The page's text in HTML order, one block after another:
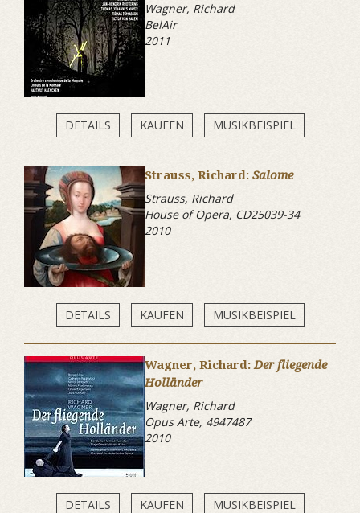
Wagner, Richard
BelAir
2011
DETAILS KAUFEN MUSIKBEISPIEL
Strauss, Richard: Salome
Strauss, Richard
House of Opera, CD25039-34
2010
DETAILS KAUFEN MUSIKBEISPIEL
Wagner, Richard:Der fliegende
Holländer
Wagner, Richard
Opus Arte, 4947487
2010
DETAILS KAUFEN MUSIKBEISPIEL